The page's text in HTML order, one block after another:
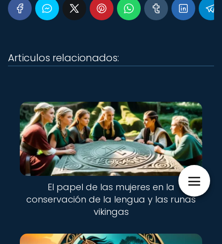
Articulos relacionados:
El papel de las mujeres en la
conservación de la lengua y las runas
vikingas